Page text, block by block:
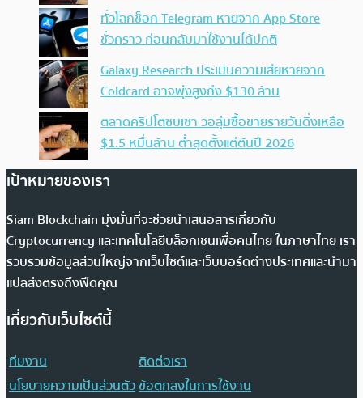
ทั่วโลกช็อก Telegram หายจาก App Store
ชั่วคราว ก่อนกลับมาใช้งานได้ปกติ
Galaxy Research ประเมินความเสียหายจาก
Coldcard อาจพุ่งสูงถึง $130 ล้าน
ตลาดคริปโตซบเซา วอลุ่มซื้อขายรายวันดิ่งเหลือ
$1.5 หมื่นล้าน ต่ำสุดตั้งแต่ต้นปี 2026
เป้าหมายของเรา
Siam Blockchain มุ่งมั่นที่จะช่วยนำเสนอสารเกี่ยวกับ
Cryptocurrency และเทคโนโลยีบล็อกเชนเพื่อคนไทย ในภาษาไทย เรา
รวบรวมข้อมูลส่วนใหญ่จากเว็บไซต์และเว็บบอร์ดต่างประเทศและนำมา
แปลส่งตรงถึงฟีดคุณ
เกี่ยวกับเว็บไซต์นี้
ทีมงาน
ติดต่อเรา
นโยบายความเป็นส่วนตัวข้อตกลงในการใช้งาน